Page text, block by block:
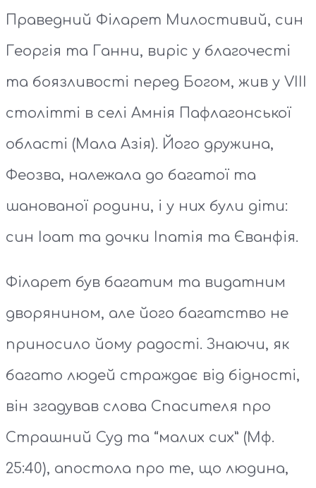
Праведний Філарет Милостивий, син
Георгія та Ганни, виріс у благочесті
та боязливості перед Богом, жив у VIII
столітті в селі Амнія Пафлагонської
області (Мала Азія). Його дружина,
Феозва, належала до багатої та
шанованої родини, і у них були діти:
син Іоат та дочки Іпатія та Єванфія.
Філарет був багатим та видатним
дворянином, але його багатство не
приносило йому радості. Знаючи, як
багато людей страждає від бідності,
він згадував слова Спасителя про
Страшний Суд та “малих сих” (Мф.
25:40), апостола про те, що людина,